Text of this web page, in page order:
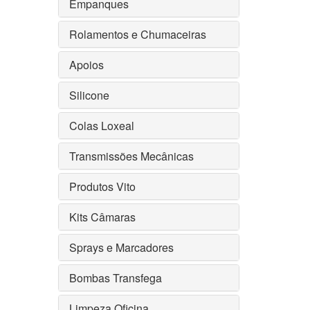
Empanques
Rolamentos e Chumaceiras
Apoios
Silicone
Colas Loxeal
Transmissões Mecânicas
Produtos Vito
Kits Câmaras
Sprays e Marcadores
Bombas Transfega